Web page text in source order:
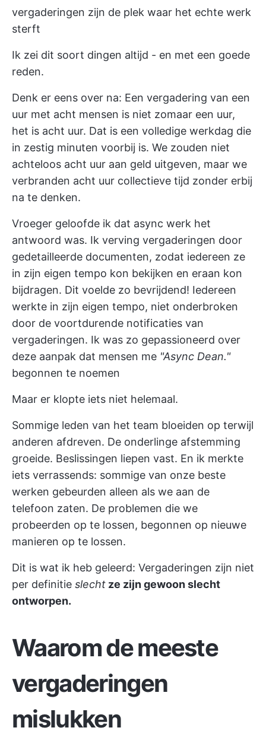
vergaderingen zijn de plek waar het echte werk
sterft
Ik zei dit soort dingen altijd - en met een goede
reden.
Denk er eens over na: Een vergadering van een
uur met acht mensen is niet zomaar een uur,
het is acht uur. Dat is een volledige werkdag die
in zestig minuten voorbij is. We zouden niet
achteloos acht uur aan geld uitgeven, maar we
verbranden acht uur collectieve tijd zonder erbij
na te denken.
Vroeger geloofde ik dat async werk het
antwoord was. Ik verving vergaderingen door
gedetailleerde documenten, zodat iedereen ze
in zijn eigen tempo kon bekijken en eraan kon
bijdragen. Dit voelde zo bevrijdend! Iedereen
werkte in zijn eigen tempo, niet onderbroken
door de voortdurende notificaties van
vergaderingen. Ik was zo gepassioneerd over
deze aanpak dat mensen me "Async Dean."
begonnen te noemen
Maar er klopte iets niet helemaal.
Sommige leden van het team bloeiden op terwijl
anderen afdreven. De onderlinge afstemming
groeide. Beslissingen liepen vast. En ik merkte
iets verrassends: sommige van onze beste
werken gebeurden alleen als we aan de
telefoon zaten. De problemen die we
probeerden op te lossen, begonnen op nieuwe
manieren op te lossen.
Dit is wat ik heb geleerd: Vergaderingen zijn niet
per definitie slecht ze zijn gewoon slecht
ontworpen.
Waarom de meeste
vergaderingen
mislukken